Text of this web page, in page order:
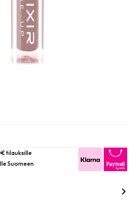
tilauksille
Suomeen